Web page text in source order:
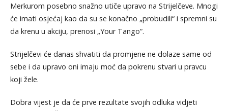
Merkurom posebno snažno utiče upravo na Strijelčeve. Mnogi
će imati osjećaj kao da su se konačno „probudili“ i spremni su
da krenu u akciju, prenosi „Your Tango“.
Strijelčevi će danas shvatiti da promjene ne dolaze same od
sebe i da upravo oni imaju moć da pokrenu stvari u pravcu
koji žele.
Dobra vijest je da će prve rezultate svojih odluka vidjeti